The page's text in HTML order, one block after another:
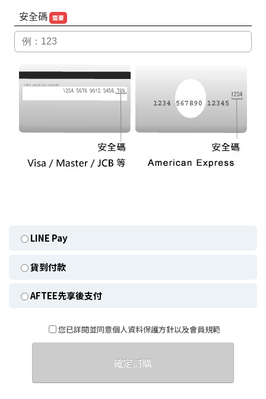
安全碼 需要
LINE Pay
貨到付款
AFTEE先享後支付
您已詳閱並同意個人資料保護方針以及會員規範
確定訂購